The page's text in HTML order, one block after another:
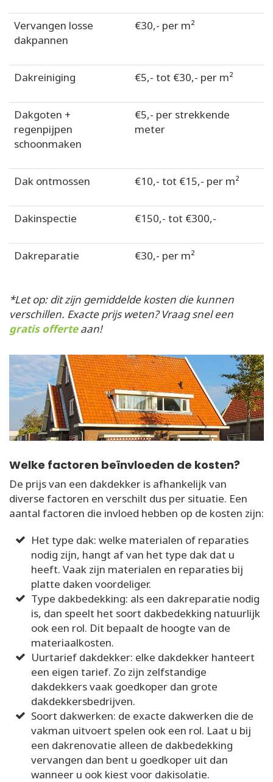
Vervangen losse
dakpannen
€30,- per m²
Dakreiniging €5,- tot €30,- per m²
Dakgoten +
regenpijpen
schoonmaken
€5,- per strekkende
meter
Dak ontmossen €10,- tot €15,- per m²
Dakinspectie €150,- tot €300,-
Dakreparatie €30,- per m²
*Let op: dit zijn gemiddelde kosten die kunnen
verschillen. Exacte prijs weten? Vraag snel een
gratis offerteaan!
Welke factoren beïnvloeden de kosten?
De prijs van een dakdekker is afhankelijk van
diverse factoren en verschilt dus per situatie. Een
aantal factoren die invloed hebben op de kosten zijn:
Het type dak: welke materialen of reparaties
nodig zijn, hangt af van het type dak dat u
heeft. Vaak zijn materialen en reparaties bij
platte daken voordeliger.
Type dakbedekking: als een dakreparatie nodig
is, dan speelt het soort dakbedekking natuurlijk
ook een rol. Dit bepaalt de hoogte van de
materiaalkosten.
Uurtarief dakdekker: elke dakdekker hanteert
een eigen tarief. Zo zijn zelfstandige
dakdekkers vaak goedkoper dan grote
dakdekkersbedrijven.
Soort dakwerken: de exacte dakwerken die de
vakman uitvoert spelen ook een rol. Laat u bij
een dakrenovatie alleen de dakbedekking
vervangen dan bent u goedkoper uit dan
wanneer u ook kiest voor dakisolatie.